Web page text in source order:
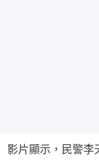
影片顯示，民警李